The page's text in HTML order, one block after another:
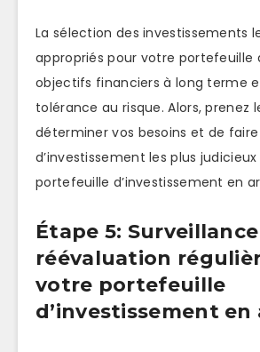
La sélection des investissements
appropriés pour votre portefeuille
objectifs financiers à long terme
tolérance au risque. Alors, prenez
déterminer vos besoins et de
d’investissement les plus
portefeuille d’investissement en
Étape 5:
réévaluation
votre portefeuille
d’investissement